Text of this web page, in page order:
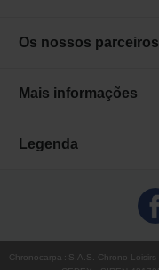
Os nossos parceiros
Mais informações
Legenda
Chronocarpa : S.A.S. Chrono Loisirs